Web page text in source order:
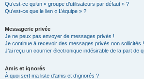
Qu’est-ce qu’un « groupe d’utilisateurs par défaut » ?
Qu’est-ce que le lien « L’équipe » ?
Messagerie privée
Je ne peux pas envoyer de messages privés !
Je continue à recevoir des messages privés non sollicités !
J’ai reçu un courrier électronique indésirable de la part de
Amis et ignorés
À quoi sert ma liste d’amis et d’ignorés ?